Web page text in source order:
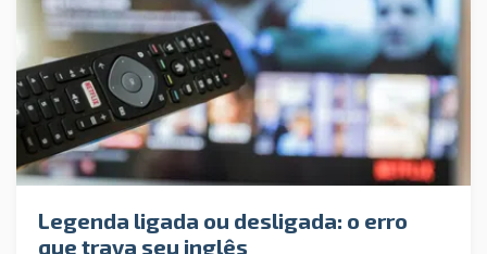
Legenda ligada ou desligada: o erro
que trava seu inglês